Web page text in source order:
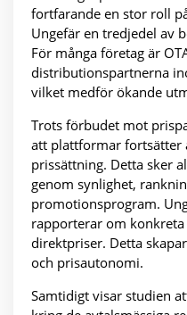
fortfarande en stor roll
Ungefär en tredjedel av
För många företag är
distributionspartnerna
vilket medför ökande
Trots förbudet mot
att plattformar fortsätter
prissättning. Detta sker
genom synlighet,
promotionsprogram.
rapporterar om
direktpriser. Detta
och prisautonomi.
Samtidigt visar studien